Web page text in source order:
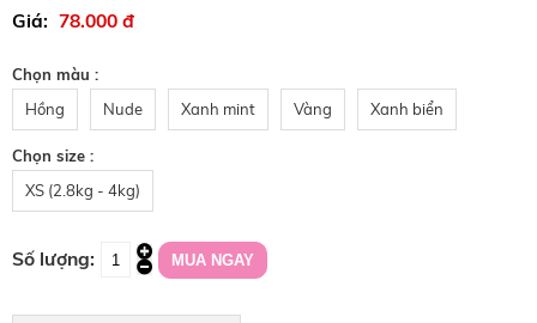
78.000 đ
Chọn màu :
Hồng
Nude Xanh mint Vàng Xanh biển
Chọn size :
XS (2.8kg - 4kg)